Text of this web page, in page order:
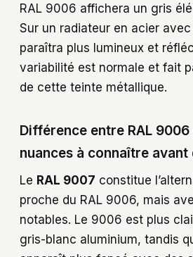
RAL 9006 affichera un gris
Sur un radiateur en acier
paraîtra plus lumineux et
variabilité est normale et fait
de cette teinte métallique.
Différence entre RAL 9006
nuances à connaître
Le RAL 9007 constitue
proche du RAL 9006, mais
notables. Le 9006 est plus
gris-blanc aluminium, tandis